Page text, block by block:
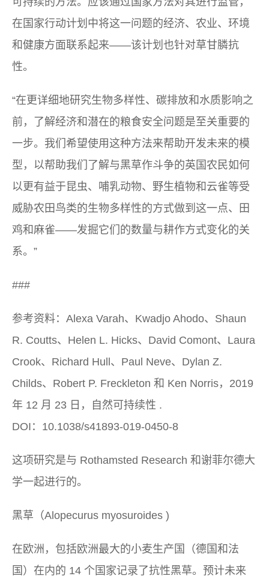
在国家行动计划中将这一问题的经济、农业、环境
和健康方面联系起来——该计划也针对草甘膦抗
性。
“在更详细地研究生物多样性、碳排放和水质影响之
前，了解经济和潜在的粮食安全问题是至关重要的
一步。我们希望使用这种方法来帮助开发未来的模
型，以帮助我们了解与黑草作斗争的英国农民如何
以更有益于昆虫、哺乳动物、野生植物和云雀等受
威胁农田鸟类的生物多样性的方式做到这一点、田
鸡和麻雀——发掘它们的数量与耕作方式变化的关
系。”
###
参考资料：Alexa Varah、Kwadjo Ahodo、Shaun
R. Coutts、Helen L. Hicks、David Comont、Laura
Crook、Richard Hull、Paul Neve、Dylan Z.
Childs、Robert P. Freckleton 和 Ken Norris，2019
年 12 月 23 日，
自然可持续性 .
DOI：10.1038/s41893-019-0450-8
这项研究是与 Rothamsted Research 和谢菲尔德大
学一起进行的。
黑草（Alopecurus myosuroides )
在欧洲，包括欧洲最大的小麦生产国（德国和法
国）在内的 14 个国家记录了抗性黑草。预计未来